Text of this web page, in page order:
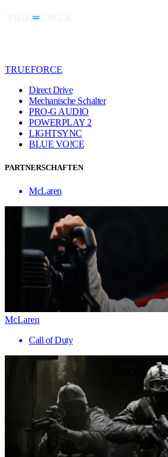
TRUEFORCE
Direct Drive
Mechanische Schalter
PRO-G AUDIO
POWERPLAY 2
LIGHTSYNC
BLUE VO!CE
PARTNERSCHAFTEN
McLaren
McLaren
Call of Duty